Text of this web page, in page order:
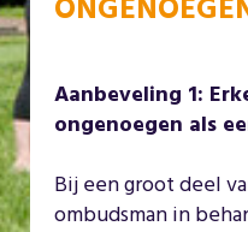
Aanbeveling 1:
ongenoegen als
Bij een groot deel
ombudsman in